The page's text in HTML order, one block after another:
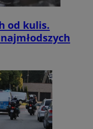
od kulis.